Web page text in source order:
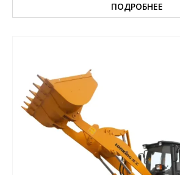
ПОДРОБНЕЕ